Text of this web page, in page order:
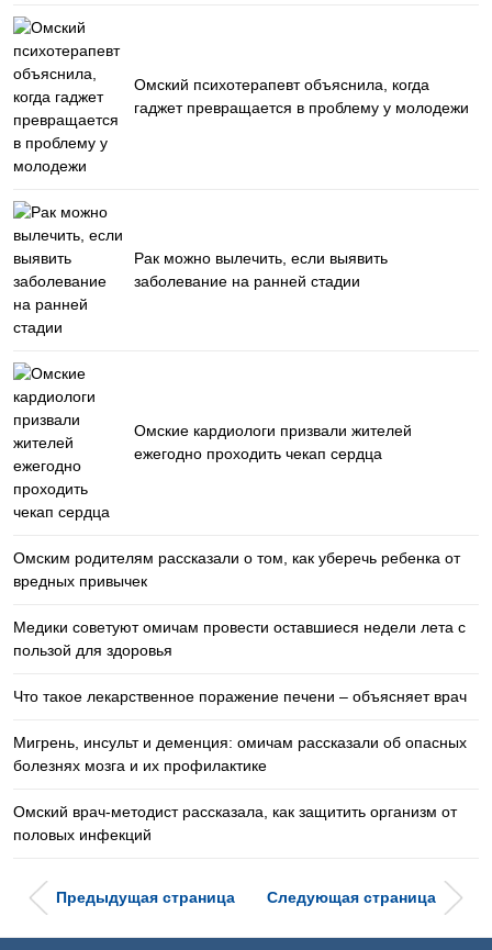
Омский психотерапевт объяснила, когда
гаджет превращается в проблему у молодежи
Рак можно вылечить, если выявить
заболевание на ранней стадии
Омские кардиологи призвали жителей
ежегодно проходить чекап сердца
Омским родителям рассказали о том, как уберечь ребенка от
вредных привычек
Медики советуют омичам провести оставшиеся недели лета с
пользой для здоровья
Что такое лекарственное поражение печени – объясняет врач
Мигрень, инсульт и деменция: омичам рассказали об опасных
болезнях мозга и их профилактике
Омский врач-методист рассказала, как защитить организм от
половых инфекций
Предыдущая страница Следующая страница